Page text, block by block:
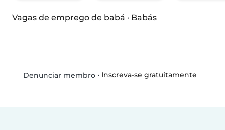
Vagas de emprego de babá · Babás
Denunciar membro• Inscreva-se gratuitamente